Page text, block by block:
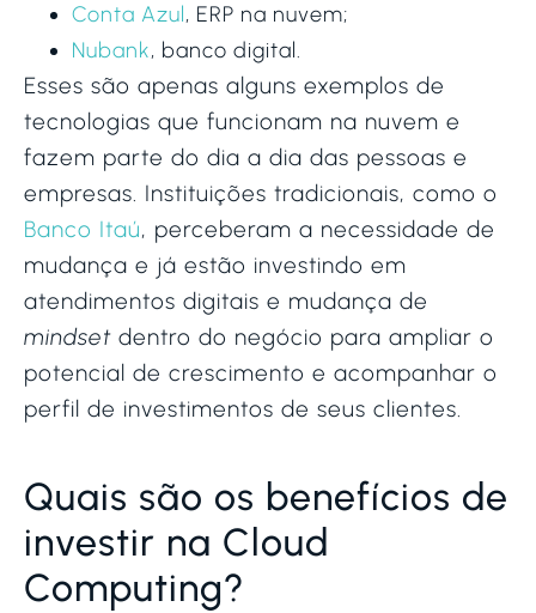
Conta Azul, ERP na nuvem;
Nubank, banco digital.
Esses são apenas alguns exemplos de
tecnologias que funcionam na nuvem e
fazem parte do dia a dia das pessoas e
empresas. Instituições tradicionais, como o
Banco Itaú, perceberam a necessidade de
mudança e já estão investindo em
atendimentos digitais e mudança de
mindset dentro do negócio para ampliar o
potencial de crescimento e acompanhar o
perfil de investimentos de seus clientes.
Quais são os benefícios de
investir na Cloud
Computing?